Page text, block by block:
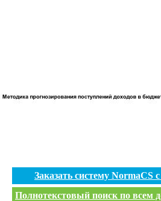
Заказать систему
Полнотекстовый поиск по всем